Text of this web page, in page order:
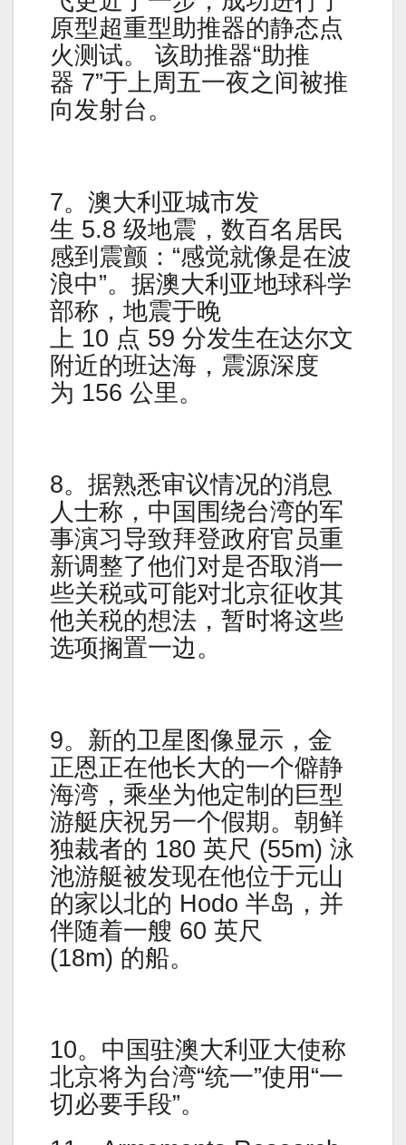
原型超重型助推器的静态点
火测试。 该助推器“助推
器 7”于上周五一夜之间被推
向发射台。
7。澳大利亚城市发
生 5.8 级地震，数百名居民
感到震颤：“感觉就像是在波
浪中”。据澳大利亚地球科学
部称，地震于晚
上 10 点 59 分发生在达尔文
附近的班达海，震源深度
为 156 公里。
8。据熟悉审议情况的消息
人士称，中国围绕台湾的军
事演习导致拜登政府官员重
新调整了他们对是否取消一
些关税或可能对北京征收其
他关税的想法，暂时将这些
选项搁置一边。
9。新的卫星图像显示，金
正恩正在他长大的一个僻静
海湾，乘坐为他定制的巨型
游艇庆祝另一个假期。朝鲜
独裁者的 180 英尺 (55m) 泳
池游艇被发现在他位于元山
的家以北的 Hodo 半岛，并
伴随着一艘 60 英尺
(18m) 的船。
10。中国驻澳大利亚大使称
北京将为台湾“统一”使用“一
切必要手段”。